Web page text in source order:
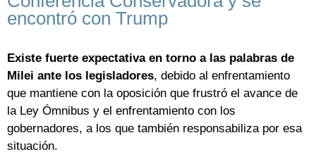
encontró con Trump
Existe fuerte expectativa en torno a las palabras de
Milei ante los legisladores, debido al enfrentamiento
que mantiene con la oposición que frustró el avance de
la Ley Ómnibus y el enfrentamiento con los
gobernadores, a los que también responsabiliza por esa
situación.